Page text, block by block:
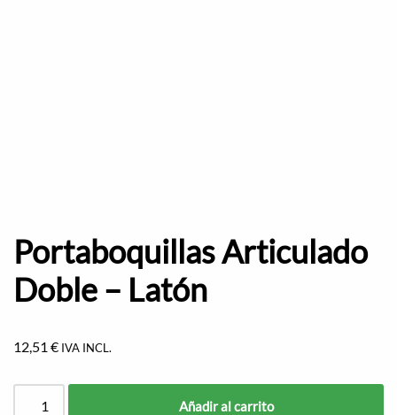
Portaboquillas Articulado
Doble – Latón
12,51 € IVA INCL.
Añadir al carrito